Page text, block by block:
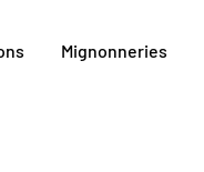
Mignonneries